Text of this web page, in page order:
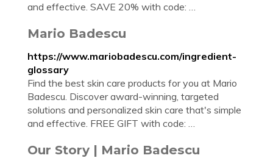
and effective. SAVE 20% with code: …
Mario Badescu
https://www.mariobadescu.com/ingredient-
glossary
Find the best skin care products for you at Mario
Badescu. Discover award-winning, targeted
solutions and personalized skin care that's simple
and effective. FREE GIFT with code: …
Our Story | Mario Badescu